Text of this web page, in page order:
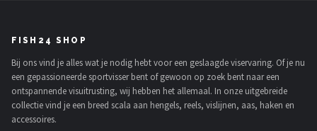
FISH24 SHOP
Bij ons vind je alles wat je nodig hebt voor een geslaagde viservaring. Of je nu
een gepassioneerde sportvisser bent of gewoon op zoek bent naar een
ontspannende visuitrusting, wij hebben het allemaal. In onze uitgebreide
collectie vind je een breed scala aan hengels, reels, vislijnen, aas, haken en
accessoires.